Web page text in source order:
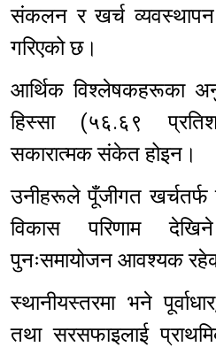
संकलन र खर्च व्यवस्थापन
गरिएको छ।
आर्थिक विश्लेषकहरूका
हिस्सा (५६.६९
सकारात्मक संकेत होइन।
उनीहरूले पूँजीगत खर्चतर्फ
विकास परिणाम
पुनःसमायोजन आवश्यक
स्थानीयस्तरमा भने
तथा सरसफाइलाई